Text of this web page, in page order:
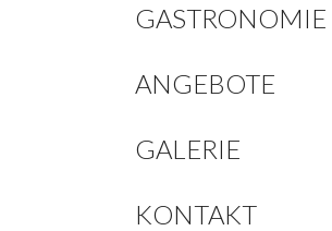
GASTRONOMIE
ANGEBOTE
GALERIE
KONTAKT